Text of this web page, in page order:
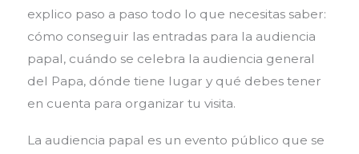
explico paso a paso todo lo que necesitas saber:
cómo conseguir las entradas para la audiencia
papal, cuándo se celebra la audiencia general
del Papa, dónde tiene lugar y qué debes tener
en cuenta para organizar tu visita.
La audiencia papal es un evento público que se